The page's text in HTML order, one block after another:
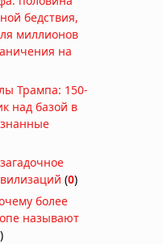
бедствия,
миллионов
на
Трампа: 150-
над базой в
(0)
более
называют
)